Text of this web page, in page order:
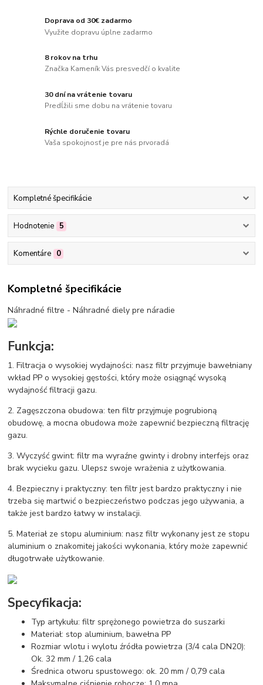
Doprava od 30€ zadarmo
Využite dopravu úplne zadarmo
8 rokov na trhu
Značka Kameník Vás presvedčí o kvalite
30 dní na vrátenie tovaru
Predĺžili sme dobu na vrátenie tovaru
Rýchle doručenie tovaru
Vaša spokojnosť je pre nás prvoradá
Kompletné špecifikácie
Hodnotenie 5
Komentáre 0
Kompletné špecifikácie
Náhradné filtre - Náhradné diely pre náradie
Funkcja:
1. Filtracja o wysokiej wydajności: nasz filtr przyjmuje bawełniany
wkład PP o wysokiej gęstości, który może osiągnąć wysoką
wydajność filtracji gazu.
2. Zagęszczona obudowa: ten filtr przyjmuje pogrubioną
obudowę, a mocna obudowa może zapewnić bezpieczną filtrację
gazu.
3. Wyczyść gwint: filtr ma wyraźne gwinty i drobny interfejs oraz
brak wycieku gazu. Ulepsz swoje wrażenia z użytkowania.
4. Bezpieczny i praktyczny: ten filtr jest bardzo praktyczny i nie
trzeba się martwić o bezpieczeństwo podczas jego używania, a
także jest bardzo łatwy w instalacji.
5. Materiał ze stopu aluminium: nasz filtr wykonany jest ze stopu
aluminium o znakomitej jakości wykonania, który może zapewnić
długotrwałe użytkowanie.
Specyfikacja:
Typ artykułu: filtr sprężonego powietrza do suszarki
Materiał: stop aluminium, bawełna PP
Rozmiar wlotu i wylotu źródła powietrza (3/4 cala DN20):
Ok. 32 mm / 1,26 cala
Średnica otworu spustowego: ok. 20 mm / 0,79 cala